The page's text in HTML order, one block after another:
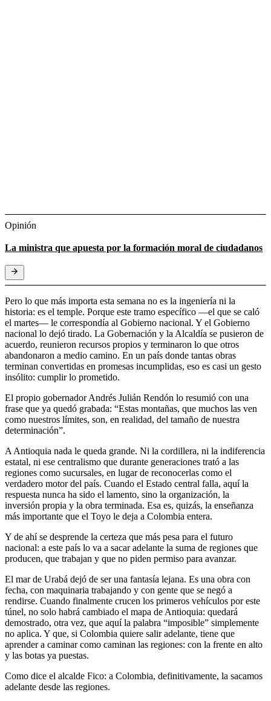
Opinión
La ministra que apuesta por la formación moral de ciudadanos
Pero lo que más importa esta semana no es la ingeniería ni la
historia: es el temple. Porque este tramo específico —el que se caló
el martes— le correspondía al Gobierno nacional. Y el Gobierno
nacional lo dejó tirado. La Gobernación y la Alcaldía se pusieron de
acuerdo, reunieron recursos propios y terminaron lo que otros
abandonaron a medio camino. En un país donde tantas obras
terminan convertidas en promesas incumplidas, eso es casi un gesto
insólito: cumplir lo prometido.
El propio gobernador Andrés Julián Rendón lo resumió con una
frase que ya quedó grabada: “Estas montañas, que muchos las ven
como nuestros límites, son, en realidad, del tamaño de nuestra
determinación”.
A Antioquia nada le queda grande. Ni la cordillera, ni la indiferencia
estatal, ni ese centralismo que durante generaciones trató a las
regiones como sucursales, en lugar de reconocerlas como el
verdadero motor del país. Cuando el Estado central falla, aquí la
respuesta nunca ha sido el lamento, sino la organización, la
inversión propia y la obra terminada. Esa es, quizás, la enseñanza
más importante que el Toyo le deja a Colombia entera.
Y de ahí se desprende la certeza que más pesa para el futuro
nacional: a este país lo va a sacar adelante la suma de regiones que
producen, que trabajan y que no piden permiso para avanzar.
El mar de Urabá dejó de ser una fantasía lejana. Es una obra con
fecha, con maquinaria trabajando y con gente que se negó a
rendirse. Cuando finalmente crucen los primeros vehículos por este
túnel, no solo habrá cambiado el mapa de Antioquia: quedará
demostrado, otra vez, que aquí la palabra “imposible” simplemente
no aplica. Y que, si Colombia quiere salir adelante, tiene que
aprender a caminar como caminan las regiones: con la frente en alto
y las botas ya puestas.
Como dice el alcalde Fico: a Colombia, definitivamente, la sacamos
adelante desde las regiones.